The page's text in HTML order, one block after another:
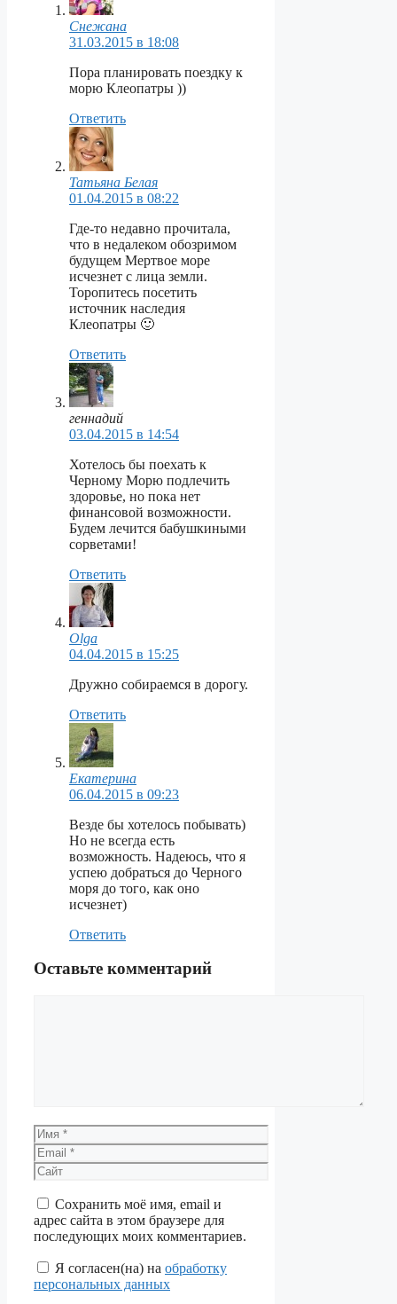
Снежана
31.03.2015 в 18:08
Пора планировать поездку к
морю Клеопатры ))
Ответить
Татьяна Белая
01.04.2015 в 08:22
Где-то недавно прочитала,
что в недалеком обозримом
будущем Мертвое море
исчезнет с лица земли.
Торопитесь посетить
источник наследия
Клеопатры 🙂
Ответить
геннадий
03.04.2015 в 14:54
Хотелось бы поехать к
Черному Морю подлечить
здоровье, но пока нет
финансовой возможности.
Будем лечится бабушкиными
сорветами!
Ответить
Olga
04.04.2015 в 15:25
Дружно собираемся в дорогу.
Ответить
Екатерина
06.04.2015 в 09:23
Везде бы хотелось побывать)
Но не всегда есть
возможность. Надеюсь, что я
успею добраться до Черного
моря до того, как оно
исчезнет)
Ответить
Оставьте комментарий
Имя
Email
Сайт
Сохранить моё имя, email и
адрес сайта в этом браузере для
последующих моих комментариев.
Я согласен(на) на обработку
персональных данных